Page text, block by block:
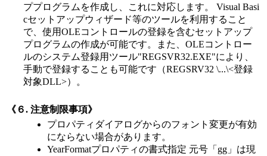
ププログラムを作成し、これに対応します。 Visual Basi
cセットアップウィザード等のツールを利用すること
で、使用OLEコントロールの登録を含むセットアップ
プログラムの作成が可能です。また、OLEコントロー
ルのシステム登録用ツール"REGSVR32.EXE"により、
手動で登録することも可能です（REGSRV32 \...\<登録
対象DLL>）。
《６. 注意制限事項》
プロパティダイアログからのフォント変更が有効
にならない場合があります。
YearFormatプロパティの書式指定 元号「gg」は現